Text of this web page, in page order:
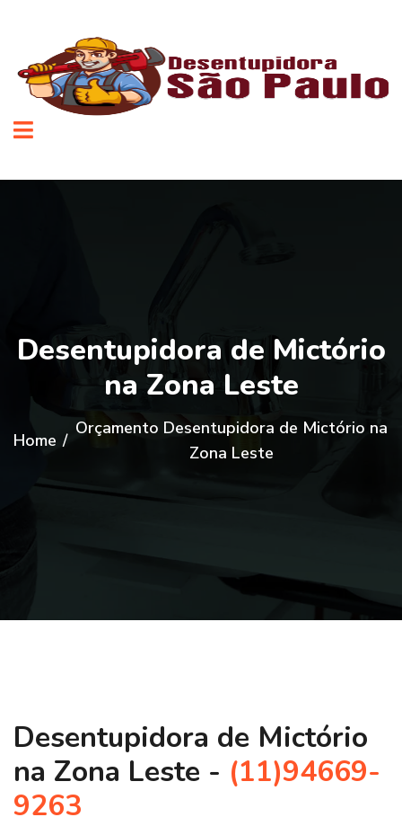
Desentupidora de Mictório
na Zona Leste
Home /
Orçamento Desentupidora de Mictório na
Zona Leste
Desentupidora de Mictório
na Zona Leste - (11)94669-
9263